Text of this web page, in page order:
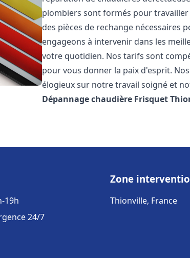
plombiers sont formés pour
des pièces de rechange nécessaires
engageons à intervenir dans les
votre quotidien. Nos tarifs sont
pour vous donner la paix d'esprit.
élogieux sur notre travail soigné et
Dépannage chaudière Frisquet
19h
24/7
Zone
Thionville, France